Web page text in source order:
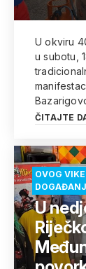
U okviru
u subotu,
ČITAJTE
OVOG
U